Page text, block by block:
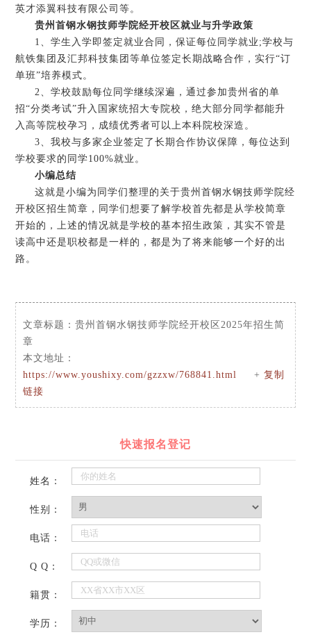
英才添翼科技有限公司等。
贵州首钢水钢技师学院经开校区就业与升学政策
1、学生入学即签定就业合同，保证每位同学就业;学校与
航铁集团及汇邦科技集团等单位签定长期战略合作，实行“订
单班”培养模式。
2、学校鼓励每位同学继续深遍，通过参加贵州省的单
招“分类考试”升入国家统招大专院校，绝大部分同学都能升
入高等院校孕习，成绩优秀者可以上本科院校深造。
3、我校与多家企业签定了长期合作协议保障，每位达到
学校要求的同学100%就业。
小编总结
这就是小编为同学们整理的关于贵州首钢水钢技师学院经
开校区招生简章，同学们想要了解学校首先都是从学校简章
开始的，上述的情况就是学校的基本招生政策，其实不管是
读高中还是职校都是一样的，都是为了将来能够一个好的出
路。
文章标题：贵州首钢水钢技师学院经开校区2025年招生简
章
本文地址：
https://www.youshixy.com/gzzxw/768841.html
+复制
链接
快速报名登记
姓名：
性别：
电话：
Q Q：
籍贯：
学历：